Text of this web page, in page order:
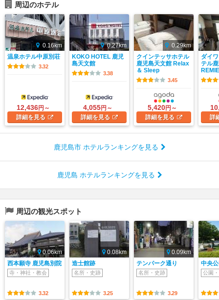
周辺のホテル
0.16km
温泉ホテル中原別荘
3.32
12,436円～
詳細を見る
0.27km
KOKO HOTEL 鹿児
島天文館
3.38
4,055円～
詳細を見る
0.29km
クインテッサホテル
鹿児島天文館 Relax
＆ Sleep
3.45
5,420円～
詳細を見る
ダイ
テル
詳
鹿児島市 ホテルランキングを見る
鹿児島 ホテルランキングを見る
周辺の観光スポット
0.06km
西本願寺 鹿児島別院
寺・神社・教会
3.32
0.08km
造士館跡
名所・史跡
3.25
0.09km
テンパーク通り
名所・史跡
3.29
中央
公園